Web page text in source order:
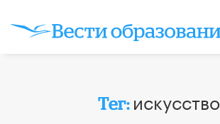
Тег: искусство